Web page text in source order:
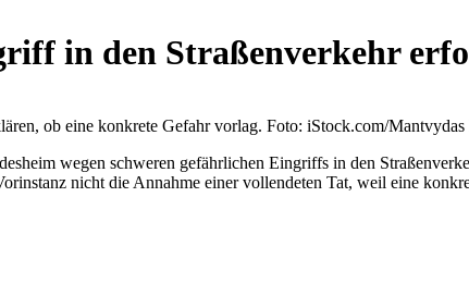
in den Straßenverkehr
ob eine konkrete Gefahr vorlag. Foto: iStock.com/
wegen schweren gefährlichen Eingriffs in den
nicht die Annahme einer vollendeten Tat, weil eine